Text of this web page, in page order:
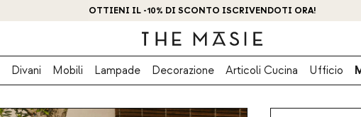
OTTIENI IL -10% DI SCONTO ISCRIVENDOTI ORA!
Divani Mobili Lampade Decorazione Articoli Cucina Ufficio